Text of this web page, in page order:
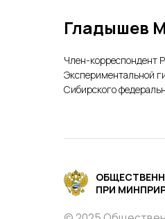
Гладышев
Член-корреспондент
Экспериментальной
Сибирского
ПРИ